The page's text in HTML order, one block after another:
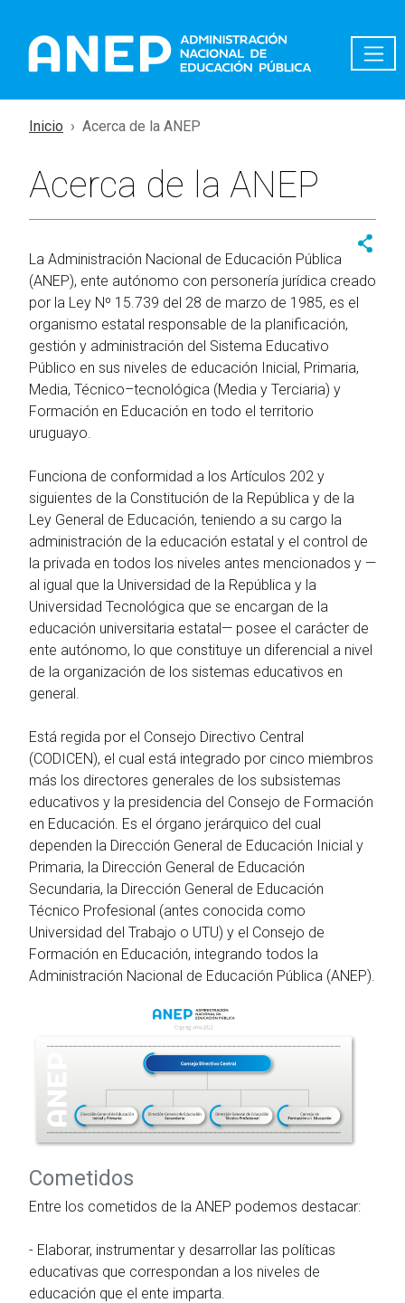
Inicio Acerca de la ANEP
Acerca de la ANEP
La Administración Nacional de Educación Pública
(ANEP), ente autónomo con personería jurídica creado
por la Ley Nº 15.739 del 28 de marzo de 1985, es el
organismo estatal responsable de la planificación,
gestión y administración del Sistema Educativo
Público en sus niveles de educación Inicial, Primaria,
Media, Técnico–tecnológica (Media y Terciaria) y
Formación en Educación en todo el territorio
uruguayo.
Funciona de conformidad a los Artículos 202 y
siguientes de la Constitución de la República y de la
Ley General de Educación, teniendo a su cargo la
administración de la educación estatal y el control de
la privada en todos los niveles antes mencionados y —
al igual que la Universidad de la República y la
Universidad Tecnológica que se encargan de la
educación universitaria estatal— posee el carácter de
ente autónomo, lo que constituye un diferencial a nivel
de la organización de los sistemas educativos en
general.
Está regida por el Consejo Directivo Central
(CODICEN), el cual está integrado por cinco miembros
más los directores generales de los subsistemas
educativos y la presidencia del Consejo de Formación
en Educación. Es el órgano jerárquico del cual
dependen la Dirección General de Educación Inicial y
Primaria, la Dirección General de Educación
Secundaria, la Dirección General de Educación
Técnico Profesional (antes conocida como
Universidad del Trabajo o UTU) y el Consejo de
Formación en Educación, integrando todos la
Administración Nacional de Educación Pública (ANEP).
Cometidos
Entre los cometidos de la ANEP podemos destacar:
- Elaborar, instrumentar y desarrollar las políticas
educativas que correspondan a los niveles de
educación que el ente imparta.